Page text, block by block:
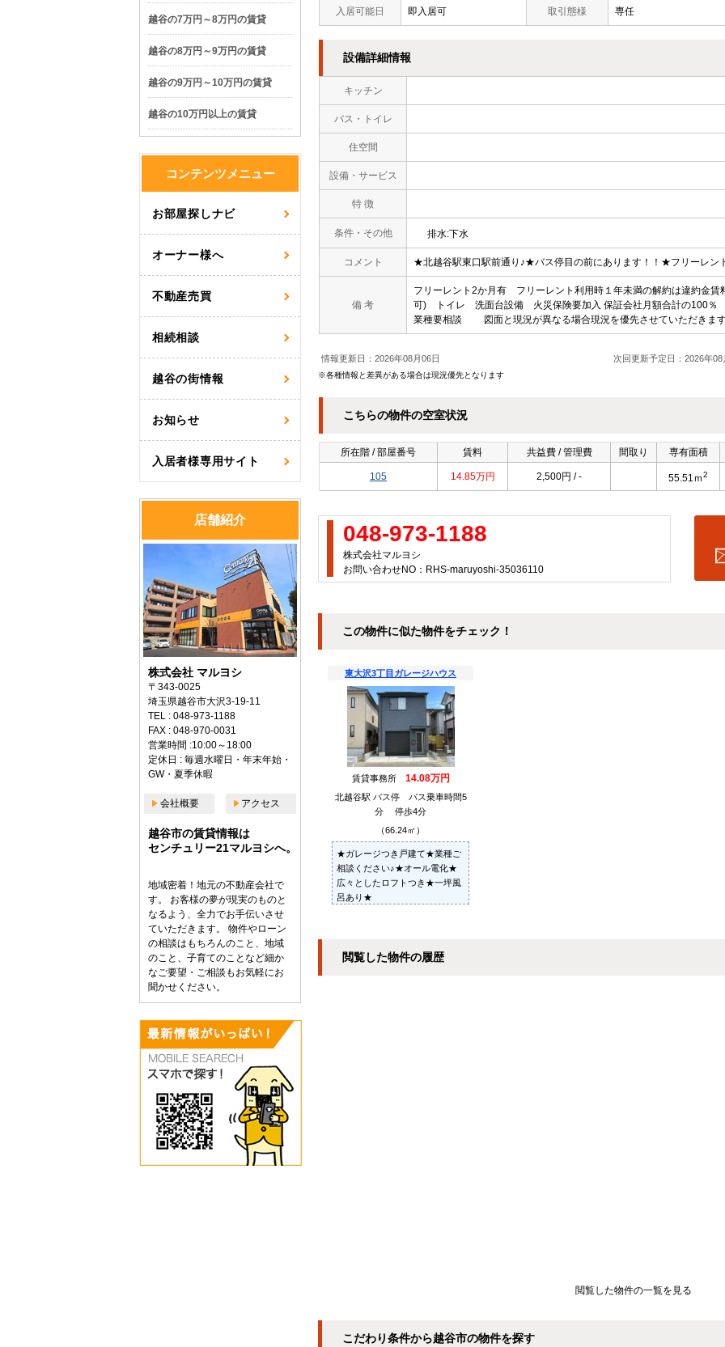
入居可能日 即入居可 取引態様 専任
設備詳細情報
キッチン
バス・トイレ
住空間
設備・サービス
特 徴
条件・その他 排水:下水
コメント ★北越谷駅東口駅前通り♪★バス停目の前にあります！！★フリーレン
備 考
フリーレント2か月有 フリーレント利用時１年未満の解約は違約金
可) トイレ 洗面台設備 火災保険要加入 保証会社月額合計の100
業種要相談 図面と現況が異なる場合現況を優先させていただきま
情報更新日：2026年08月06日 次回更新予定日：2026年08
※各種情報と差異がある場合は現況優先となります
こちらの物件の空室状況
所在階 / 部屋番号 賃料 共益費 / 管理費 間取り 専有面積
105 14.85万円 2,500円 / - 55.51ｍ2
048-973-1188
株式会社マルヨシ
お問い合わせNO：RHS-maruyoshi-35036110
この物件に似た物件をチェック！
東大沢3丁目ガレージハウス
賃貸事務所 14.08万円
北越谷駅 バス停 バス乗車時間5
分 停歩4分
（66.24㎡）
★ガレージつき戸建て★業種ご
相談ください♪★オール電化★
広々としたロフトつき★一坪風
呂あり★
閲覧した物件の履歴
閲覧した物件の一覧を見る
こだわり条件から越谷市の物件を探す
越谷の7万円～8万円の賃貸
越谷の8万円～9万円の賃貸
越谷の9万円～10万円の賃貸
越谷の10万円以上の賃貸
コンテンツメニュー
お部屋探しナビ
オーナー様へ
不動産売買
相続相談
越谷の街情報
お知らせ
入居者様専用サイト
店舗紹介
株式会社 マルヨシ
〒343-0025
埼玉県越谷市大沢3-19-11
TEL : 048-973-1188
FAX : 048-970-0031
営業時間 :10:00～18:00
定休日 : 毎週水曜日・年末年始・
GW・夏季休暇
会社概要 アクセス
越谷市の賃貸情報は
センチュリー21マルヨシへ。
地域密着！地元の不動産会社で
す。 お客様の夢が現実のものと
なるよう、全力でお手伝いさせ
ていただきます。 物件やローン
の相談はもちろんのこと、地域
のこと、子育てのことなど細か
なご要望・ご相談もお気軽にお
聞かせください。